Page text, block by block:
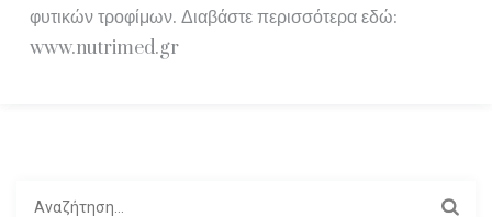
φυτικών τροφίμων. Διαβάστε περισσότερα εδώ:
www.nutrimed.gr